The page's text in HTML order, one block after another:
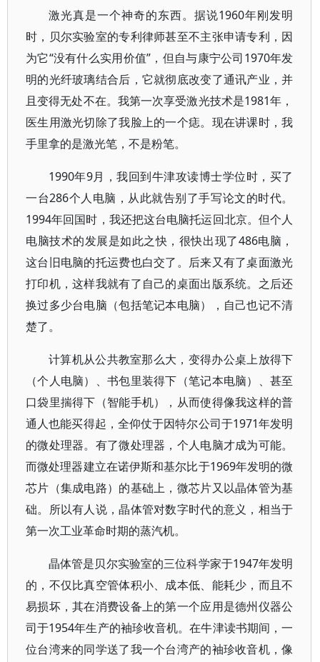
激光真是一个神奇的东西。据说1960年刚发明
时，贝尔实验室的专利律师甚至不主张申请专利，因
为它“没有什么实用价值”，但自与康宁公司1970年发
明的光纤玻璃结合后，它就彻底改变了通讯产业，并
且变得无处不在。我第一次享受激光技术是1981年，
医生用激光切除了我脸上的一个痣。现在讲课时，我
手里拿的是激光笔，不是粉笔。
1990年9月，我回到牛津攻读博士学位时，买了
一台286个人电脑，从此就告别了手写论文的时代。
1994年回国时，我还把这台电脑托运回北京。但个人
电脑技术的发展是如此之快，很快出现了486电脑，
这台旧电脑的托运费也白交了。后来又有了桌面激光
打印机，这样我就有了自己的桌面出版系统。之后还
换过多少台电脑（包括笔记本电脑），自己也记不清
楚了。
计算机从公共教室那么大，变得办公桌上放得下
（个人电脑）、书包里装得下（笔记本电脑）、甚至
口袋里揣得下（智能手机），从而使得像我这样的普
通人也能买得起，全仰仗于因特尔公司于1971年发明
的微处理器。有了微处理器，个人电脑才成为可能。
而微处理器建立在诺伊斯和基尔比于1969年发明的微
芯片（集成电路）的基础上，微芯片又以晶体管为基
础。所以有人说，晶体管对数字时代的意义，相当于
第一次工业革命时期的蒸汽机。
晶体管是贝尔实验室的三位科学家于1947年发明
的，不仅比真空管体积小、成本低、能耗少，而且不
易损坏，其在消费设备上的第一个应用是德州仪器公
司于1954年生产的袖珍收音机。在牛津读书期间，一
位台湾来的同学送了我一个台湾产的袖珍收音机，像